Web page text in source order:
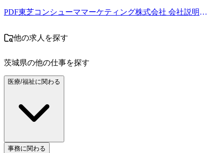
PDF 東芝コンシューママーケティング株式会社 会社説明資料.pdf
他の求人を探す
茨城県の他の仕事を探す
医療/福祉に関わる
事務に関わる